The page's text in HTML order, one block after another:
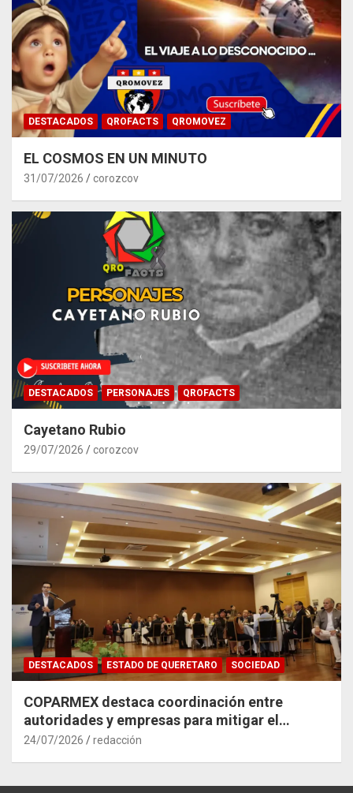
DESTACADOS QROFACTS QROMOVEZ
EL COSMOS EN UN MINUTO
31/07/2026 corozcov
DESTACADOS PERSONAJES QROFACTS
Cayetano Rubio
29/07/2026 corozcov
DESTACADOS ESTADO DE QUERETARO SOCIEDAD
COPARMEX destaca coordinación entre
autoridades y empresas para mitigar el
impacto del Tren México–Querétaro
24/07/2026 redacción